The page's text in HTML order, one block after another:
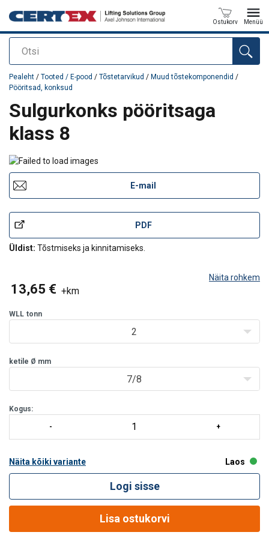
Otsi
Ostukorv Menüü
Toode on lisatud teie päringule
Pealeht / Tooted / E-pood / Tõstetarvikud / Muud tõstekomponendid /
Pööritsad, konksud
Sulgurkonks pööritsaga
klass 8
E-mail
PDF
Üldist: Tõstmiseks ja kinnitamiseks.
Näita rohkem
13,65 € +km
WLL tonn
2
ketile Ø mm
7/8
Kogus:
Näita kõiki variante Laos
Logi sisse
Lisa ostukorvi